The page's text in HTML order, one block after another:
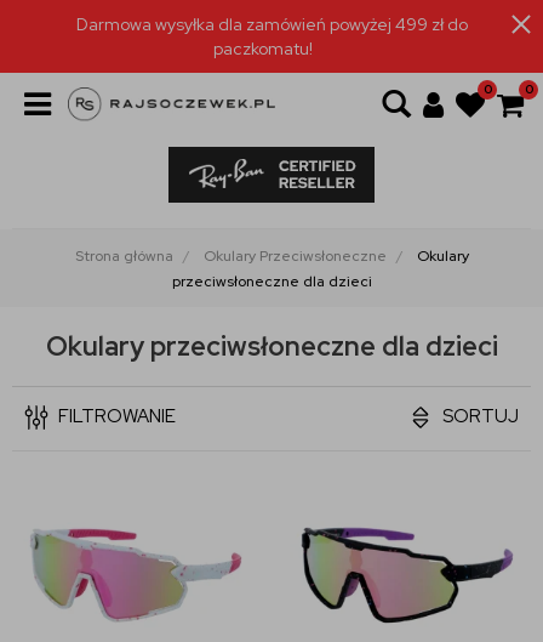
Darmowa wysyłka dla zamówień powyżej 499 zł do
paczkomatu!
0 0
Strona główna Okulary Przeciwsłoneczne
Okulary
przeciwsłoneczne dla dzieci
Okulary przeciwsłoneczne dla dzieci
FILTROWANIE SORTUJ